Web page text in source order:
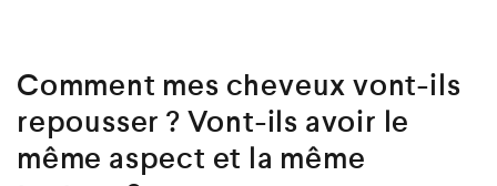
Comment mes cheveux vont-ils
repousser ? Vont-ils avoir le
même aspect et la même